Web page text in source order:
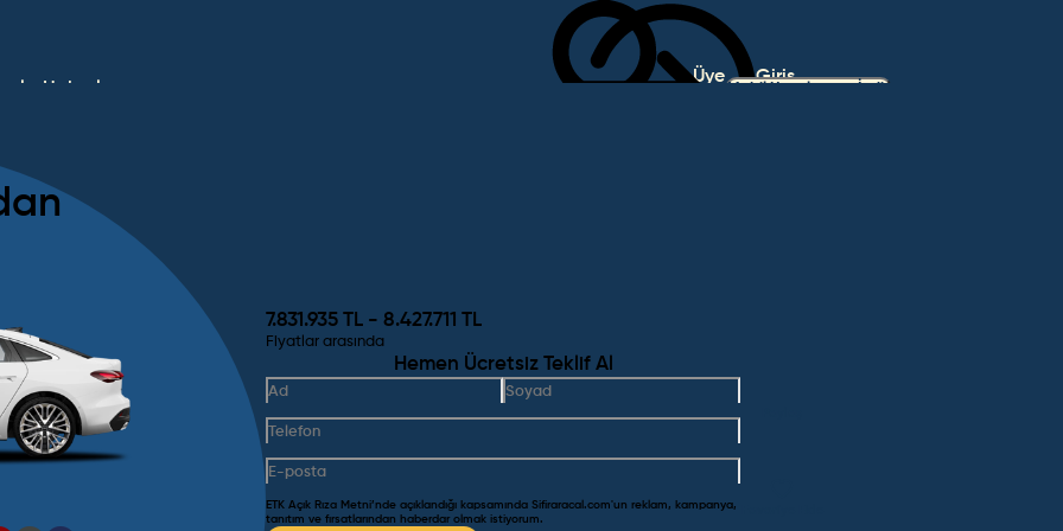
Haberler
Üye
Giriş
Mobil Uygulamayı İndir
7.831.935 TL - 8.427.711 TL
Fiyatlar arasında
Hemen Ücretsiz Teklif Al
ETK Açık Rıza Metni’nde açıklandığı kapsamında Sifiraracal.com'un reklam, kampanya,
tanıtım ve fırsatlarından haberdar olmak istiyorum.